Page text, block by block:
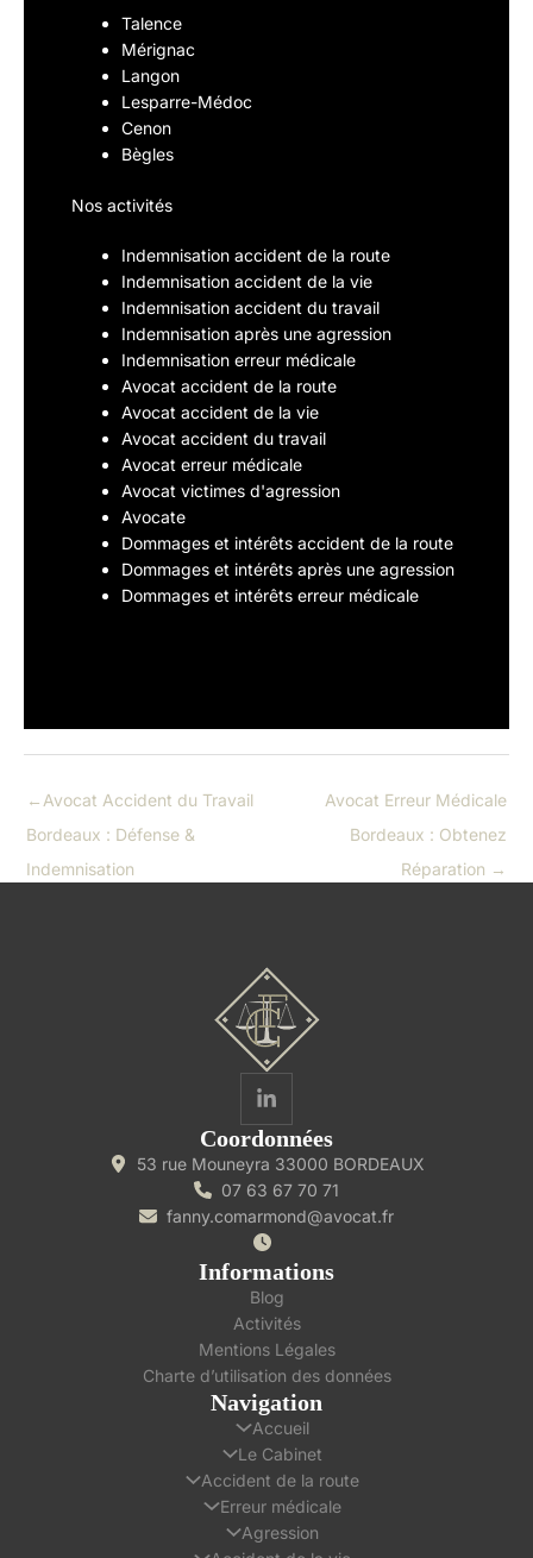
Talence
Mérignac
Langon
Lesparre-Médoc
Cenon
Bègles
Nos activités
Indemnisation accident de la route
Indemnisation accident de la vie
Indemnisation accident du travail
Indemnisation après une agression
Indemnisation erreur médicale
Avocat accident de la route
Avocat accident de la vie
Avocat accident du travail
Avocat erreur médicale
Avocat victimes d'agression
Avocate
Dommages et intérêts accident de la route
Dommages et intérêts après une agression
Dommages et intérêts erreur médicale
←Avocat Accident du Travail
Bordeaux : Défense &
Indemnisation
Avocat Erreur Médicale
Bordeaux : Obtenez
Réparation →
Coordonnées
53 rue Mouneyra 33000 BORDEAUX
07 63 67 70 71
fanny.comarmond@avocat.fr
Informations
Blog
Activités
Mentions Légales
Charte d’utilisation des données
Navigation
Accueil
Le Cabinet
Accident de la route
Erreur médicale
Agression